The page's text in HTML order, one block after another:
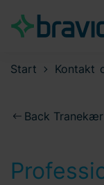
Start Kontakt
Back Tranekær